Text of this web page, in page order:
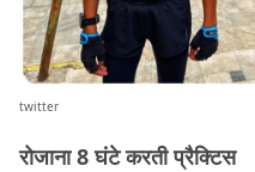
twitter
रोजाना 8 घंटे करती प्रैक्टिस